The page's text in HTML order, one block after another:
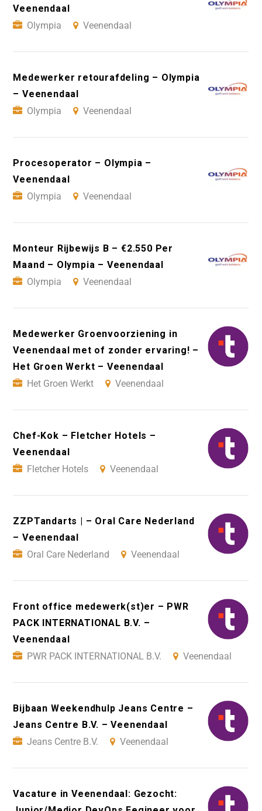
Veenendaal
Olympia
Veenendaal
Medewerker retourafdeling – Olympia
– Veenendaal
Olympia
Veenendaal
Procesoperator – Olympia –
Veenendaal
Olympia
Veenendaal
Monteur Rijbewijs B – €2.550 Per
Maand – Olympia – Veenendaal
Olympia
Veenendaal
Medewerker Groenvoorziening in
Veenendaal met of zonder ervaring! –
Het Groen Werkt – Veenendaal
Het Groen Werkt
Veenendaal
Chef-Kok – Fletcher Hotels –
Veenendaal
Fletcher Hotels
Veenendaal
ZZPTandarts | – Oral Care Nederland
– Veenendaal
Oral Care Nederland
Veenendaal
Front office medewerk(st)er – PWR
PACK INTERNATIONAL B.V. –
Veenendaal
PWR PACK INTERNATIONAL B.V.
Veenendaal
Bijbaan Weekendhulp Jeans Centre –
Jeans Centre B.V. – Veenendaal
Jeans Centre B.V.
Veenendaal
Vacature in Veenendaal: Gezocht: